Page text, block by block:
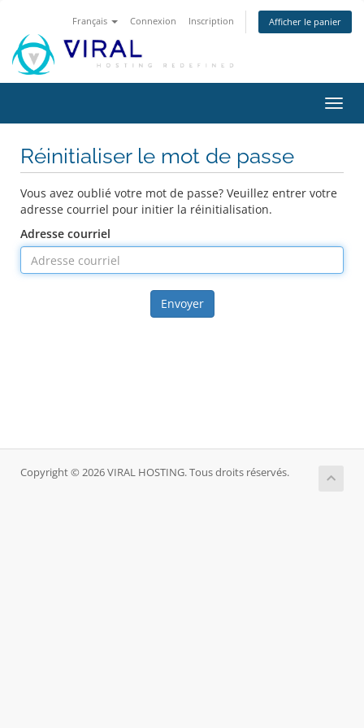
Français Connexion Inscription Afficher le panier
la
Réinitialiser le mot de passe
Vous avez oublié votre mot de passe? Veuillez entrer votre
adresse courriel pour initier la réinitialisation.
Adresse courriel
Envoyer
Copyright © 2026 VIRAL HOSTING. Tous droits réservés.